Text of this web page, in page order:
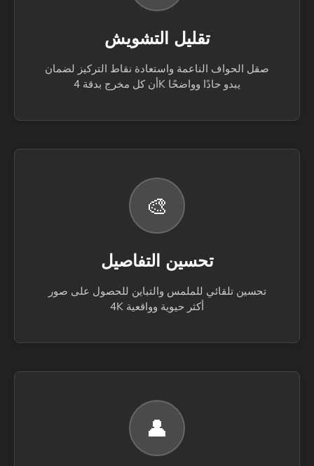
تقليل التشويش
صقل الحواف الناعمة واستعادة نقاط التركيز لضمان
أن كل مخرج بدقة 4K يبدو حادًا وواضحًا
🎨
تحسين التفاصيل
تحسين تلقائي للملمس والتباين للحصول على صور
4K أكثر حيوية وواقعية
👤